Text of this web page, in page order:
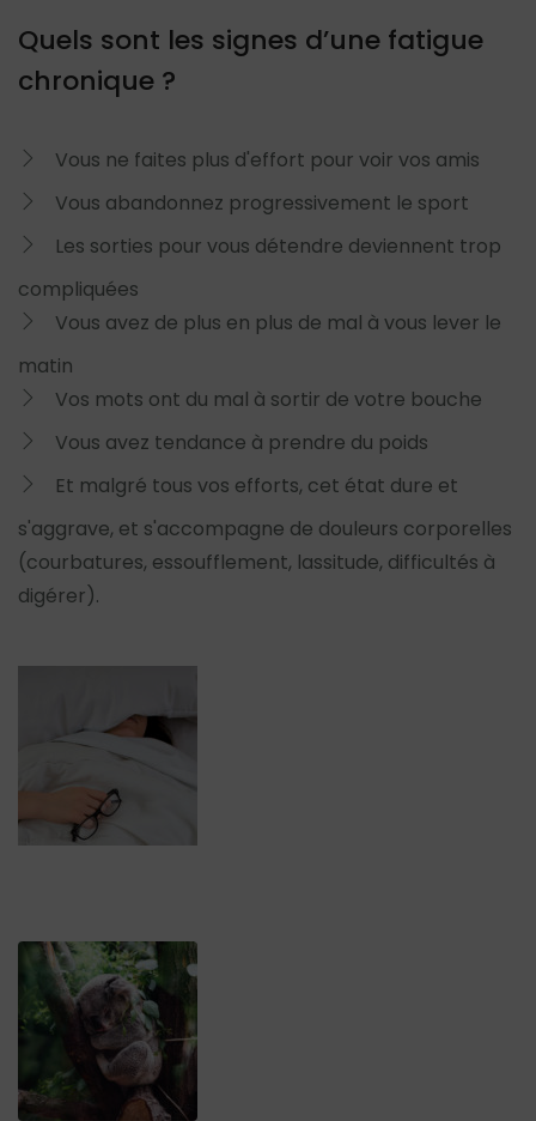
Quels sont les signes d’une fatigue
chronique ?
Vous ne faites plus d'effort pour voir vos amis
Vous abandonnez progressivement le sport
Les sorties pour vous détendre deviennent trop
compliquées
Vous avez de plus en plus de mal à vous lever le
matin
Vos mots ont du mal à sortir de votre bouche
Vous avez tendance à prendre du poids
Et malgré tous vos efforts, cet état dure et
s'aggrave, et s'accompagne de douleurs corporelles
(courbatures, essoufflement, lassitude, difficultés à
digérer).